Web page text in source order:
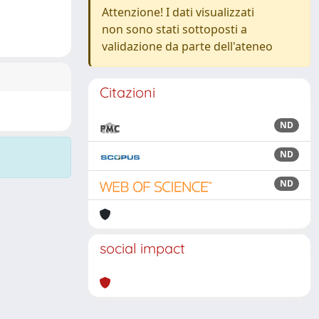
Attenzione! I dati visualizzati
non sono stati sottoposti a
validazione da parte dell'ateneo
Citazioni
ND
ND
ND
social impact